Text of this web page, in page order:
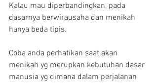
Kalau mau diperbandingkan, pada
dasarnya berwirausaha dan menikah
hanya beda tipis.
Coba anda perhatikan saat akan
menikah yg merupkan kebutuhan dasar
manusia yg dimana dalam perjalanan